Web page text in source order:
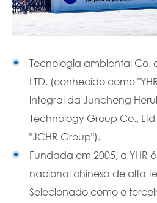
Tecnologia ambiental Co.
LTD. (conhecido como
integral da Juncheng
Technology Group Co.,
"JCHR Group").
Fundada em 2005, a YHR
nacional chinesa de alta
Selecionado como o